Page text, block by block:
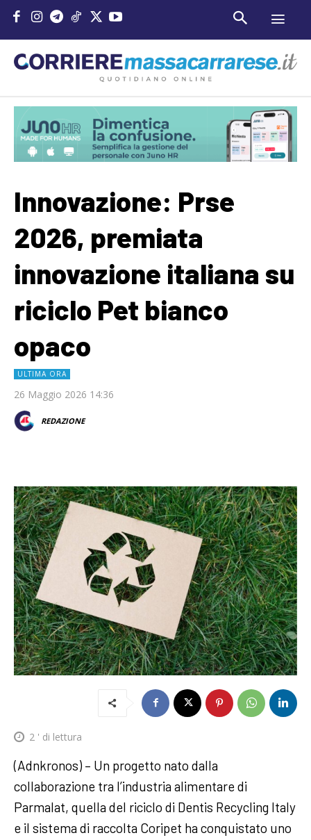
Innovazione: Prse
2026, premiata
innovazione italiana su
riciclo Pet bianco
opaco
ULTIMA ORA
26 Maggio 2026 14:36
REDAZIONE
2 ' di lettura
(Adnkronos) – Un progetto nato dalla
collaborazione tra l’industria alimentare di
Parmalat, quella del riciclo di Dentis Recycling Italy
e il sistema di raccolta Coripet ha conquistato uno